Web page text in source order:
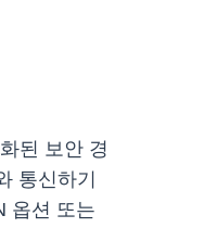
된 보안 경
통신하기
옵션 또는